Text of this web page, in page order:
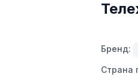
Бренд:
Страна